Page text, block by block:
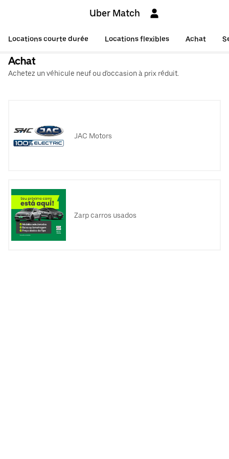
Uber Match
Locations courte durée Locations flexibles Achat
Achat
Achetez un véhicule neuf ou d'occasion à prix réduit.
JAC Motors
Zarp carros usados